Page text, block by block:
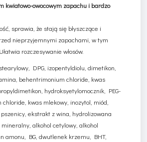
kwiatowo-owocowym zapachu i bardzo
sprawia, że stają się błyszczące i
nieprzyjemnymi zapachami, w tym
rozczesywanie włosów.
DPG, izopentyldiolu, dimetikon,
behentrimonium chloride, kwas
hydroksyetylomocznik, PEG-
kwas mlekowy, inozytol, miód,
pszenicy, ekstrakt z wina, hydrolizowana
alkohol cetylowy, alkohol
amonu, BG, dwutlenek krzemu, BHT,